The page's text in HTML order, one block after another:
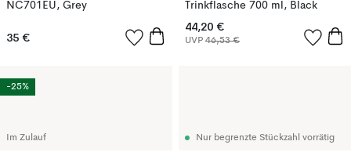
NC701EU, Grey
35 €
Trinkflasche 700 ml, Black
44,20 €
UVP 46,53 €
Im Zulauf
-25%
Nur begrenzte Stückzahl vorrätig